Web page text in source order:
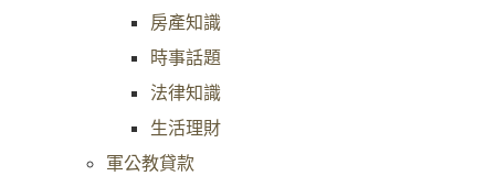
房產知識
時事話題
法律知識
生活理財
軍公教貸款